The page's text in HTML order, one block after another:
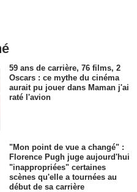
59 ans de carrière, 76 films, 2
Oscars : ce mythe du cinéma
aurait pu jouer dans Maman j'ai
raté l'avion
"Mon point de vue a changé" :
Florence Pugh juge aujourd'hui
"inappropriées" certaines
scènes qu'elle a tournées au
début de sa carrière